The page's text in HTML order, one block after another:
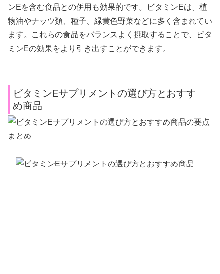
ンEを含む食品との併用も効果的です。ビタミンEは、植
物油やナッツ類、種子、緑黄色野菜などに多く含まれてい
ます。これらの食品をバランスよく摂取することで、ビタ
ミンEの効果をより引き出すことができます。
ビタミンEサプリメントの選び方とおすす
め商品